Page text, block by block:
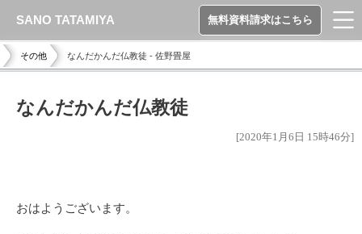
その他 なんだかんだ仏教徒 - 佐野畳屋
なんだかんだ仏教徒
[2020年1月6日 15時46分]
おはようございます。
SANO TATAMIYA 無料資料請求はこちら